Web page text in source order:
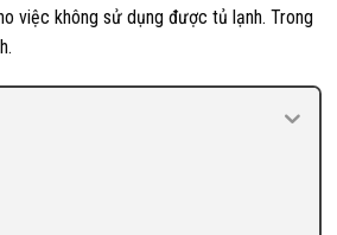
việc không sử dụng được tủ lạnh. Trong